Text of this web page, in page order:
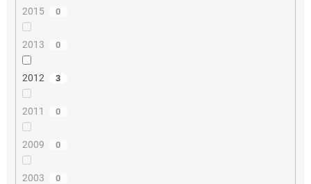
2015 0
2013 0
2012 3
2011 0
2009 0
2003 0